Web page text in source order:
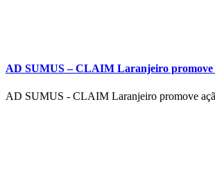
AD SUMUS – CLAIM Laranjeiro promove
AD SUMUS - CLAIM Laranjeiro promove